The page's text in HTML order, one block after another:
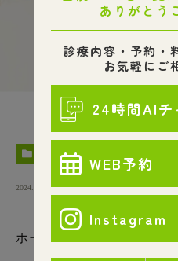
お
HOME お知らせ ホーム
NEWS
2024.04.30
ホームページが新しくなり